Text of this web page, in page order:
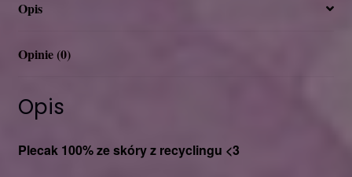
Opis
Opinie (0)
Opis
Plecak 100% ze skóry z recyclingu <3